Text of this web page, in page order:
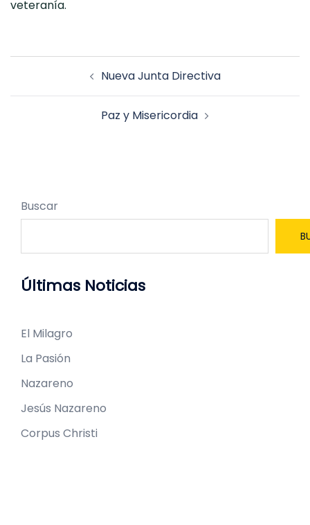
veteranía.
entradas
Nueva Junta Directiva
Paz y Misericordia
Buscar
Últimas Noticias
El Milagro
La Pasión
Nazareno
Jesús Nazareno
Corpus Christi